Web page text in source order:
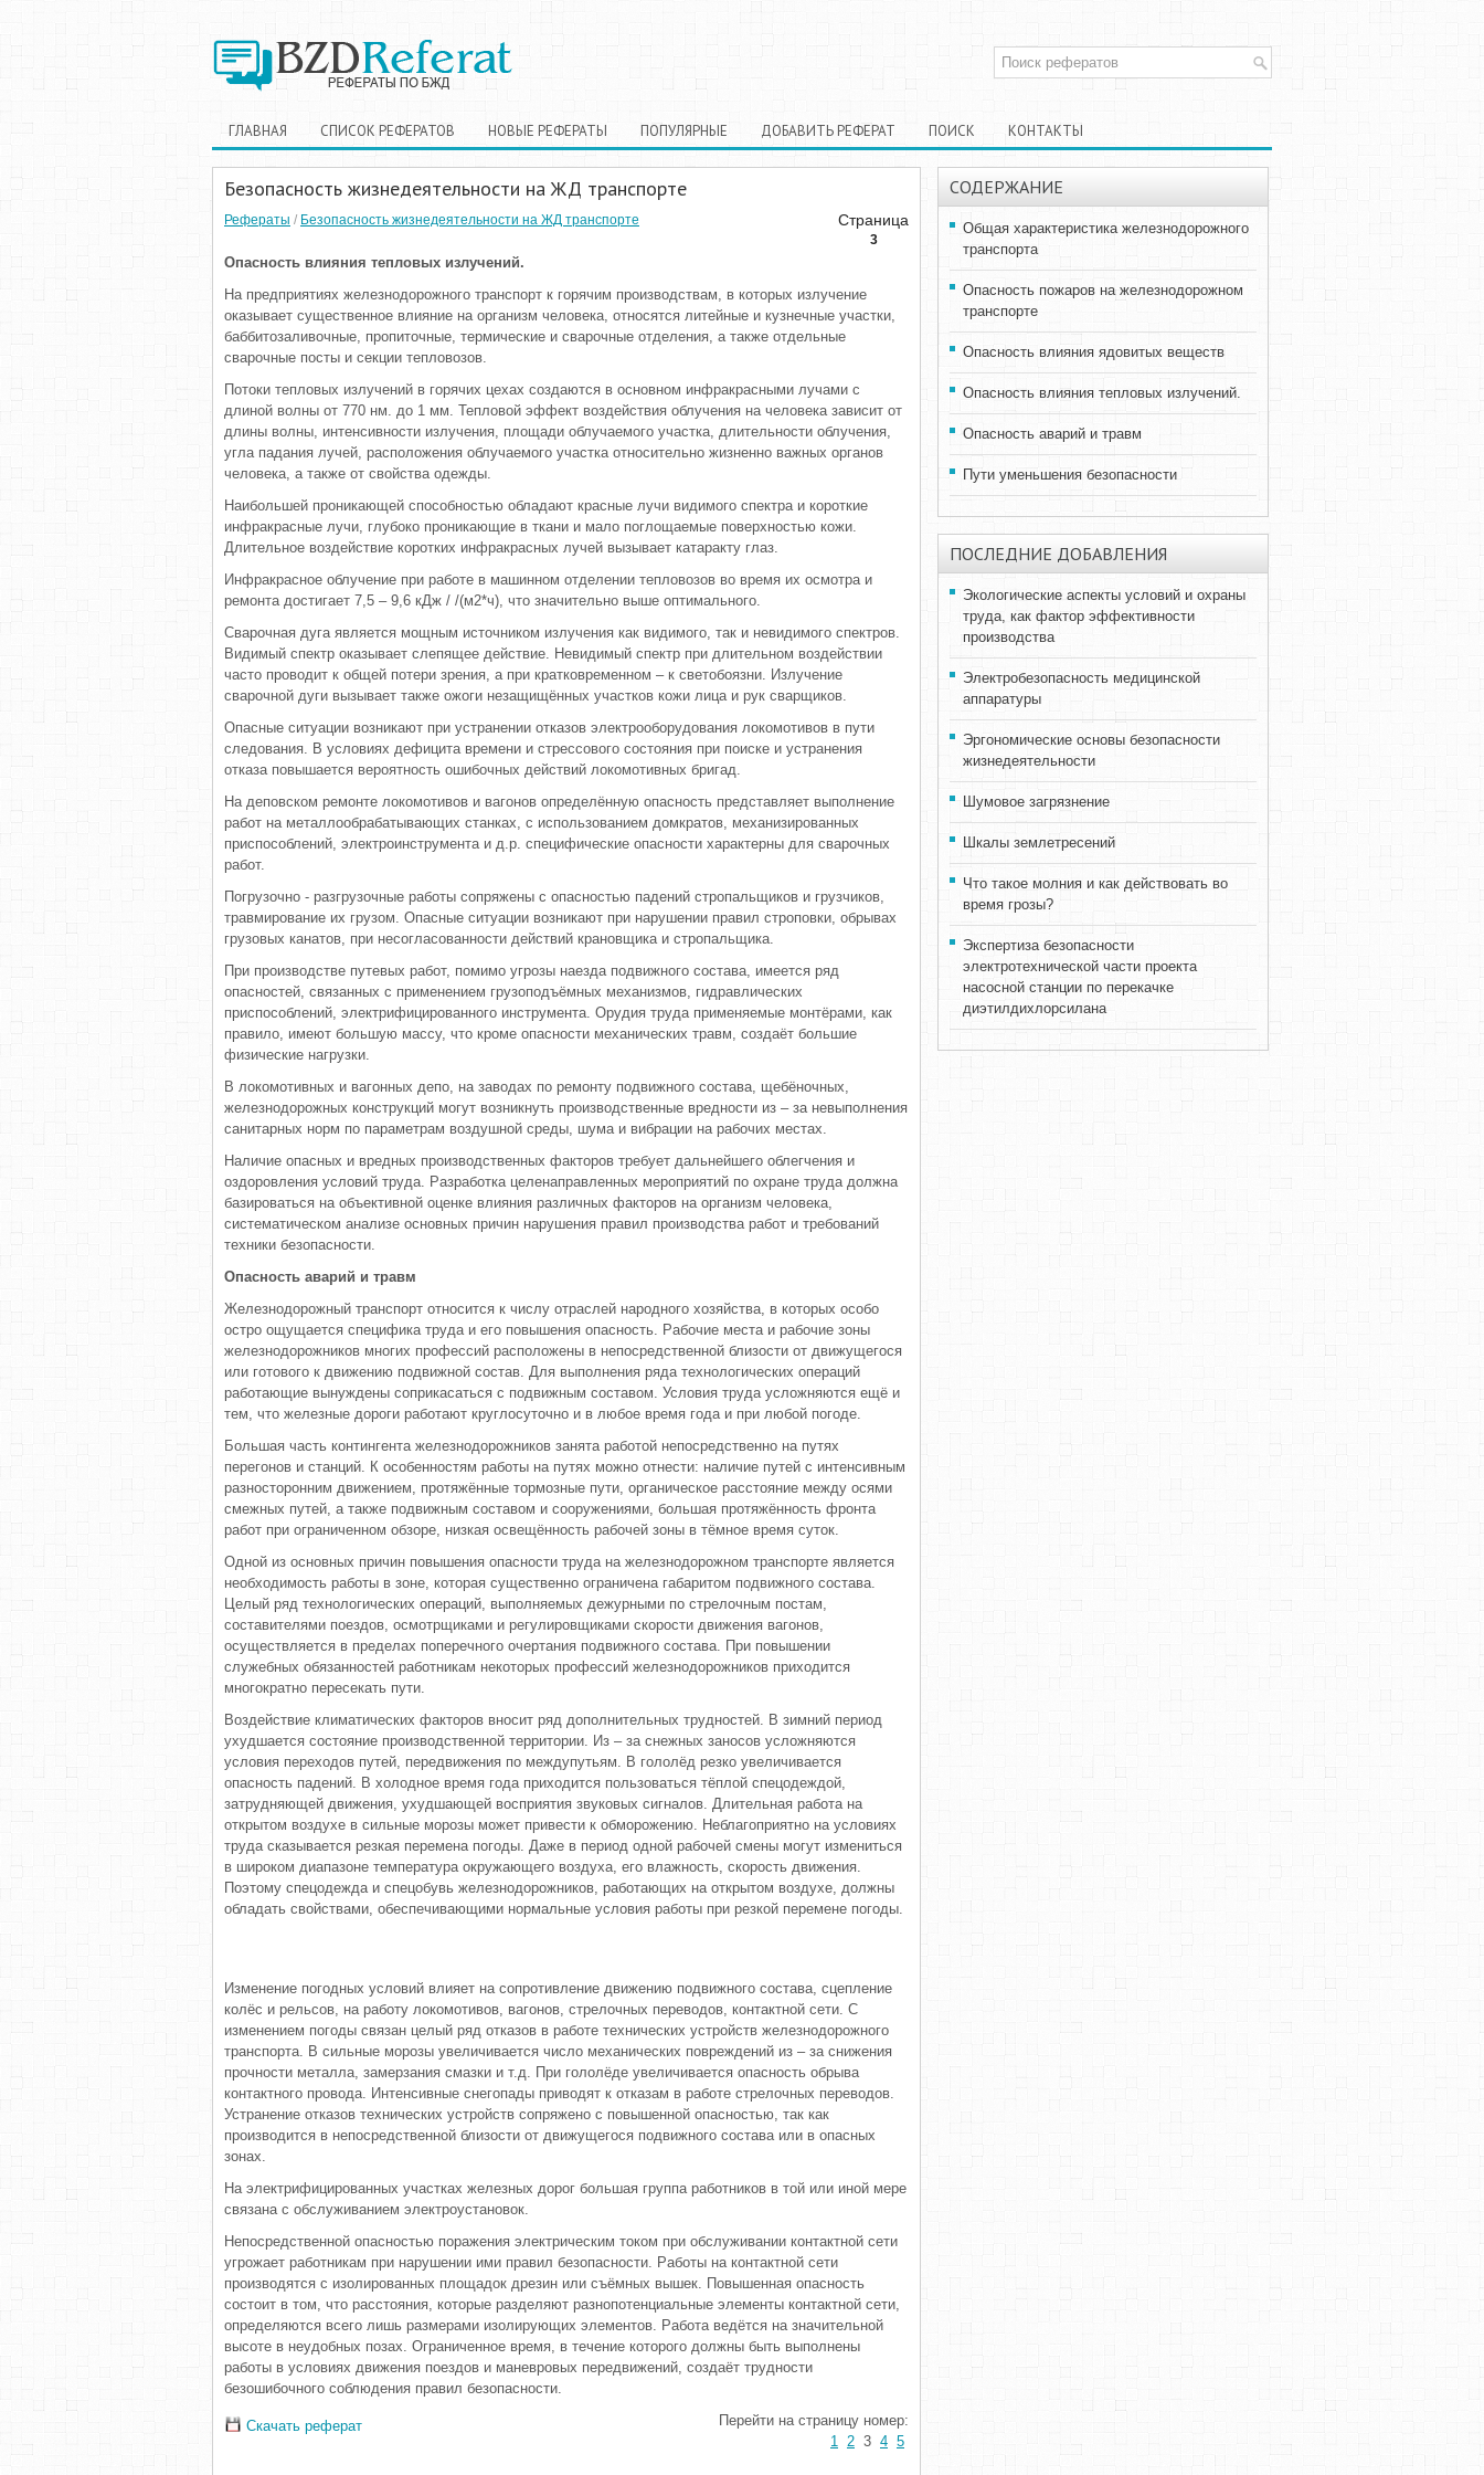
ГЛАВНАЯ СПИСОК РЕФЕРАТОВ НОВЫЕ РЕФЕРАТЫ ПОПУЛЯРНЫЕ ДОБАВИТЬ РЕФЕРАТ ПОИСК КОНТАКТЫ
Безопасность жизнедеятельности на ЖД транспорте
Страница
3
Рефераты / Безопасность жизнедеятельности на ЖД транспорте
Опасность влияния тепловых излучений.
На предприятиях железнодорожного транспорт к горячим производствам, в которых излучение
оказывает существенное влияние на организм человека, относятся литейные и кузнечные участки,
баббитозаливочные, пропиточные, термические и сварочные отделения, а также отдельные
сварочные посты и секции тепловозов.
Потоки тепловых излучений в горячих цехах создаются в основном инфракрасными лучами с
длиной волны от 770 нм. до 1 мм. Тепловой эффект воздействия облучения на человека зависит от
длины волны, интенсивности излучения, площади облучаемого участка, длительности облучения,
угла падания лучей, расположения облучаемого участка относительно жизненно важных органов
человека, а также от свойства одежды.
Наибольшей проникающей способностью обладают красные лучи видимого спектра и короткие
инфракрасные лучи, глубоко проникающие в ткани и мало поглощаемые поверхностью кожи.
Длительное воздействие коротких инфракрасных лучей вызывает катаракту глаз.
Инфракрасное облучение при работе в машинном отделении тепловозов во время их осмотра и
ремонта достигает 7,5 – 9,6 кДж / /(м2*ч), что значительно выше оптимального.
Сварочная дуга является мощным источником излучения как видимого, так и невидимого спектров.
Видимый спектр оказывает слепящее действие. Невидимый спектр при длительном воздействии
часто проводит к общей потери зрения, а при кратковременном – к светобоязни. Излучение
сварочной дуги вызывает также ожоги незащищённых участков кожи лица и рук сварщиков.
Опасные ситуации возникают при устранении отказов электрооборудования локомотивов в пути
следования. В условиях дефицита времени и стрессового состояния при поиске и устранения
отказа повышается вероятность ошибочных действий локомотивных бригад.
На деповском ремонте локомотивов и вагонов определённую опасность представляет выполнение
работ на металлообрабатывающих станках, с использованием домкратов, механизированных
приспособлений, электроинструмента и д.р. специфические опасности характерны для сварочных
работ.
Погрузочно - разгрузочные работы сопряжены с опасностью падений стропальщиков и грузчиков,
травмирование их грузом. Опасные ситуации возникают при нарушении правил строповки, обрывах
грузовых канатов, при несогласованности действий крановщика и стропальщика.
При производстве путевых работ, помимо угрозы наезда подвижного состава, имеется ряд
опасностей, связанных с применением грузоподъёмных механизмов, гидравлических
приспособлений, электрифицированного инструмента. Орудия труда применяемые монтёрами, как
правило, имеют большую массу, что кроме опасности механических травм, создаёт большие
физические нагрузки.
В локомотивных и вагонных депо, на заводах по ремонту подвижного состава, щебёночных,
железнодорожных конструкций могут возникнуть производственные вредности из – за невыполнения
санитарных норм по параметрам воздушной среды, шума и вибрации на рабочих местах.
Наличие опасных и вредных производственных факторов требует дальнейшего облегчения и
оздоровления условий труда. Разработка целенаправленных мероприятий по охране труда должна
базироваться на объективной оценке влияния различных факторов на организм человека,
систематическом анализе основных причин нарушения правил производства работ и требований
техники безопасности.
Опасность аварий и травм
Железнодорожный транспорт относится к числу отраслей народного хозяйства, в которых особо
остро ощущается специфика труда и его повышения опасность. Рабочие места и рабочие зоны
железнодорожников многих профессий расположены в непосредственной близости от движущегося
или готового к движению подвижной состав. Для выполнения ряда технологических операций
работающие вынуждены соприкасаться с подвижным составом. Условия труда усложняются ещё и
тем, что железные дороги работают круглосуточно и в любое время года и при любой погоде.
Большая часть контингента железнодорожников занята работой непосредственно на путях
перегонов и станций. К особенностям работы на путях можно отнести: наличие путей с интенсивным
разносторонним движением, протяжённые тормозные пути, органическое расстояние между осями
смежных путей, а также подвижным составом и сооружениями, большая протяжённость фронта
работ при ограниченном обзоре, низкая освещённость рабочей зоны в тёмное время суток.
Одной из основных причин повышения опасности труда на железнодорожном транспорте является
необходимость работы в зоне, которая существенно ограничена габаритом подвижного состава.
Целый ряд технологических операций, выполняемых дежурными по стрелочным постам,
составителями поездов, осмотрщиками и регулировщиками скорости движения вагонов,
осуществляется в пределах поперечного очертания подвижного состава. При повышении
служебных обязанностей работникам некоторых профессий железнодорожников приходится
многократно пересекать пути.
Воздействие климатических факторов вносит ряд дополнительных трудностей. В зимний период
ухудшается состояние производственной территории. Из – за снежных заносов усложняются
условия переходов путей, передвижения по междупутьям. В гололёд резко увеличивается
опасность падений. В холодное время года приходится пользоваться тёплой спецодеждой,
затрудняющей движения, ухудшающей восприятия звуковых сигналов. Длительная работа на
открытом воздухе в сильные морозы может привести к обморожению. Неблагоприятно на условиях
труда сказывается резкая перемена погоды. Даже в период одной рабочей смены могут измениться
в широком диапазоне температура окружающего воздуха, его влажность, скорость движения.
Поэтому спецодежда и спецобувь железнодорожников, работающих на открытом воздухе, должны
обладать свойствами, обеспечивающими нормальные условия работы при резкой перемене погоды.
Изменение погодных условий влияет на сопротивление движению подвижного состава, сцепление
колёс и рельсов, на работу локомотивов, вагонов, стрелочных переводов, контактной сети. С
изменением погоды связан целый ряд отказов в работе технических устройств железнодорожного
транспорта. В сильные морозы увеличивается число механических повреждений из – за снижения
прочности металла, замерзания смазки и т.д. При гололёде увеличивается опасность обрыва
контактного провода. Интенсивные снегопады приводят к отказам в работе стрелочных переводов.
Устранение отказов технических устройств сопряжено с повышенной опасностью, так как
производится в непосредственной близости от движущегося подвижного состава или в опасных
зонах.
На электрифицированных участках железных дорог большая группа работников в той или иной мере
связана с обслуживанием электроустановок.
Непосредственной опасностью поражения электрическим током при обслуживании контактной сети
угрожает работникам при нарушении ими правил безопасности. Работы на контактной сети
производятся с изолированных площадок дрезин или съёмных вышек. Повышенная опасность
состоит в том, что расстояния, которые разделяют разнопотенциальные элементы контактной сети,
определяются всего лишь размерами изолирующих элементов. Работа ведётся на значительной
высоте в неудобных позах. Ограниченное время, в течение которого должны быть выполнены
работы в условиях движения поездов и маневровых передвижений, создаёт трудности
безошибочного соблюдения правил безопасности.
Скачать реферат
Перейти на страницу номер:
1 2 3 4 5
СОДЕРЖАНИЕ
Общая характеристика железнодорожного
транспорта
Опасность пожаров на железнодорожном
транспорте
Опасность влияния ядовитых веществ
Опасность влияния тепловых излучений.
Опасность аварий и травм
Пути уменьшения безопасности
ПОСЛЕДНИЕ ДОБАВЛЕНИЯ
Экологические аспекты условий и охраны
труда, как фактор эффективности
производства
Электробезопасность медицинской
аппаратуры
Эргономические основы безопасности
жизнедеятельности
Шумовое загрязнение
Шкалы землетресений
Что такое молния и как действовать во
время грозы?
Экспертиза безопасности
электротехнической части проекта
насосной станции по перекачке
диэтилдихлорсилана